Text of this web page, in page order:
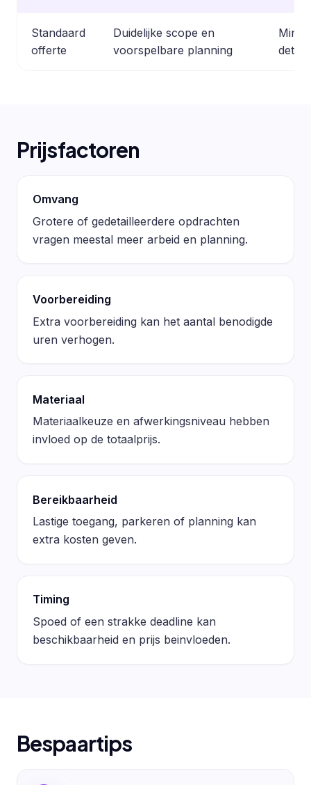
Standaard
offerte
Duidelijke scope en
voorspelbare planning
Prijsfactoren
Omvang
Grotere of gedetailleerdere opdrachten
vragen meestal meer arbeid en planning.
Voorbereiding
Extra voorbereiding kan het aantal benodigde
uren verhogen.
Materiaal
Materiaalkeuze en afwerkingsniveau hebben
invloed op de totaalprijs.
Bereikbaarheid
Lastige toegang, parkeren of planning kan
extra kosten geven.
Timing
Spoed of een strakke deadline kan
beschikbaarheid en prijs beinvloeden.
Bespaartips